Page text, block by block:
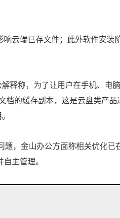
云端已存文件；此外软件安装
释称，为了让用户在手机、电
档的缓存副本，这是云盘类产
题，金山办公方面称相关优化
主管理。